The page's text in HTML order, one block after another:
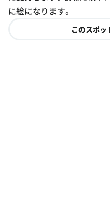
に絵になります。
このスポッ